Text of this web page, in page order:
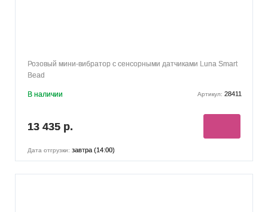
Розовый мини-вибратор с сенсорными датчиками Luna Smart
Bead
В наличии Артикул: 28411
13 435 р.
Дата отгрузки: завтра (14:00)